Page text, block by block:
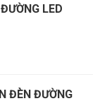
LED
ĐÈN ĐƯỜNG